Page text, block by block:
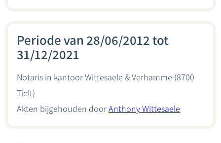
Periode van 28/06/2012 tot
31/12/2021
Notaris in kantoorWittesaele & Verhamme (8700
Tielt)
Akten bijgehouden doorAnthony Wittesaele